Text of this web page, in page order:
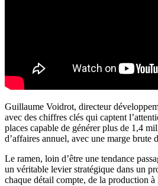
Guillaume Voidrot, directeur
avec des chiffres clés qui captent
places capable de générer plus de 1,4
d’affaires annuel, avec une marge brute
Le ramen, loin d’être une tendance
un véritable levier stratégique dans un
chaque détail compte, de la production à